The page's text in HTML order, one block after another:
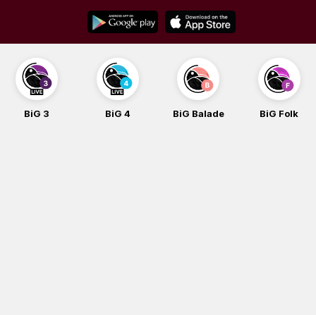
content
BiG 3 BiG 4 BiG Balade BiG Folk